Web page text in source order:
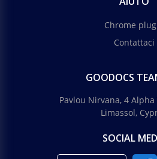
Chrome
Contattaci
GOODOCS
Pavlou Nirvana, 4 Alpha
Limassol,
SOCIAL